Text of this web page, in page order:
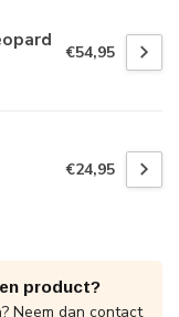
€54,95
€24,95
product?
Neem dan contact